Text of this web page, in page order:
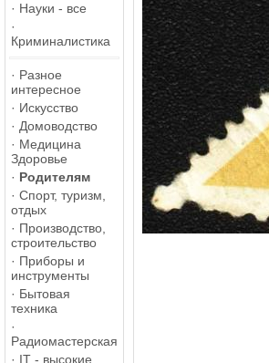
· Науки - все
·
Криминалистика
· Разное
интересное
· Искусство
· Домоводство
· Медицина
Здоровье
· Родителям
· Спорт, туризм,
отдых
· Производство,
строительство
· Приборы и
инструменты
· Бытовая
техника
·
Радиомастерская
· IT - высокие